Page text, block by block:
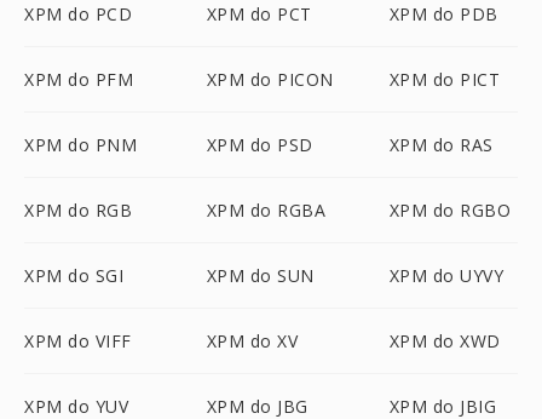
XPM do PCD XPM do PCT XPM do PDB
XPM do PFM XPM do PICON XPM do PICT
XPM do PNM XPM do PSD XPM do RAS
XPM do RGB XPM do RGBA XPM do RGBO
XPM do SGI XPM do SUN XPM do UYVY
XPM do VIFF XPM do XV XPM do XWD
XPM do YUV XPM do JBG XPM do JBIG